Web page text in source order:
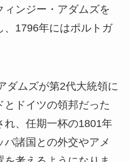
ンジー・アダムズを
、1796年にはポルトガ
ダムズが第2代大統領に
ドイツの領邦だった
れ、任期一杯の1801年
パ諸国との外交やアメ